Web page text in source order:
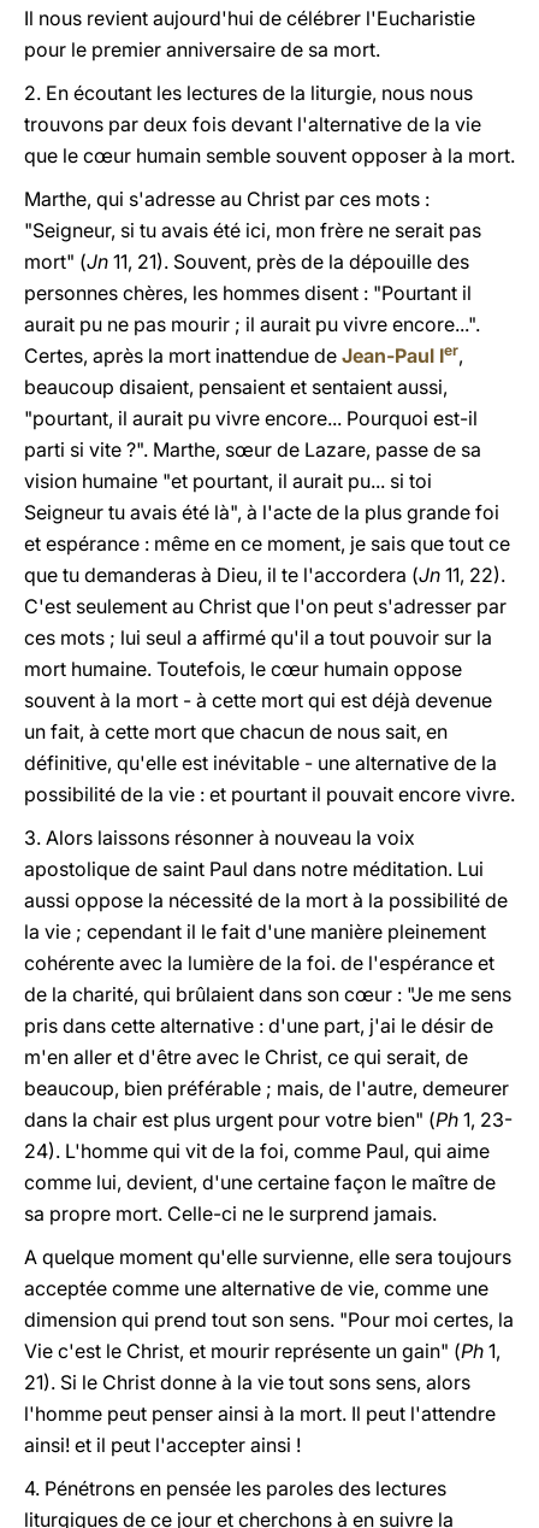
Il nous revient aujourd'hui de célébrer l'Eucharistie
pour le premier anniversaire de sa mort.
2. En écoutant les lectures de la liturgie, nous nous
trouvons par deux fois devant l'alternative de la vie
que le cœur humain semble souvent opposer à la mort.
Marthe, qui s'adresse au Christ par ces mots :
"Seigneur, si tu avais été ici, mon frère ne serait pas
mort" (Jn 11, 21). Souvent, près de la dépouille des
personnes chères, les hommes disent : "Pourtant il
aurait pu ne pas mourir ; il aurait pu vivre encore...".
Certes, après la mort inattendue de Jean-Paul Ier,
beaucoup disaient, pensaient et sentaient aussi,
"pourtant, il aurait pu vivre encore... Pourquoi est-il
parti si vite ?". Marthe, sœur de Lazare, passe de sa
vision humaine "et pourtant, il aurait pu... si toi
Seigneur tu avais été là", à l'acte de la plus grande foi
et espérance : même en ce moment, je sais que tout ce
que tu demanderas à Dieu, il te l'accordera (Jn 11, 22).
C'est seulement au Christ que l'on peut s'adresser par
ces mots ; lui seul a affirmé qu'il a tout pouvoir sur la
mort humaine. Toutefois, le cœur humain oppose
souvent à la mort - à cette mort qui est déjà devenue
un fait, à cette mort que chacun de nous sait, en
définitive, qu'elle est inévitable - une alternative de la
possibilité de la vie : et pourtant il pouvait encore vivre.
3. Alors laissons résonner à nouveau la voix
apostolique de saint Paul dans notre méditation. Lui
aussi oppose la nécessité de la mort à la possibilité de
la vie ; cependant il le fait d'une manière pleinement
cohérente avec la lumière de la foi. de l'espérance et
de la charité, qui brûlaient dans son cœur : "Je me sens
pris dans cette alternative : d'une part, j'ai le désir de
m'en aller et d'être avec le Christ, ce qui serait, de
beaucoup, bien préférable ; mais, de l'autre, demeurer
dans la chair est plus urgent pour votre bien" (Ph 1, 23-
24). L'homme qui vit de la foi, comme Paul, qui aime
comme lui, devient, d'une certaine façon le maître de
sa propre mort. Celle-ci ne le surprend jamais.
A quelque moment qu'elle survienne, elle sera toujours
acceptée comme une alternative de vie, comme une
dimension qui prend tout son sens. "Pour moi certes, la
Vie c'est le Christ, et mourir représente un gain" (Ph 1,
21). Si le Christ donne à la vie tout sons sens, alors
l'homme peut penser ainsi à la mort. Il peut l'attendre
ainsi! et il peut l'accepter ainsi !
4. Pénétrons en pensée les paroles des lectures
liturgiques de ce jour et cherchons à en suivre la